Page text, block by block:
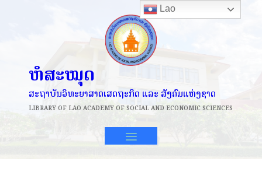
ຫໍສະໝຸດ
ສະຖາບັນວິທະຍາສາດເສດຖະກິດ ແລະ ສັງຄົມແຫ່ງຊາດ
LIBRARY OF LAO ACADEMY OF SOCIAL AND ECONOMIC SCIENCES
Lao